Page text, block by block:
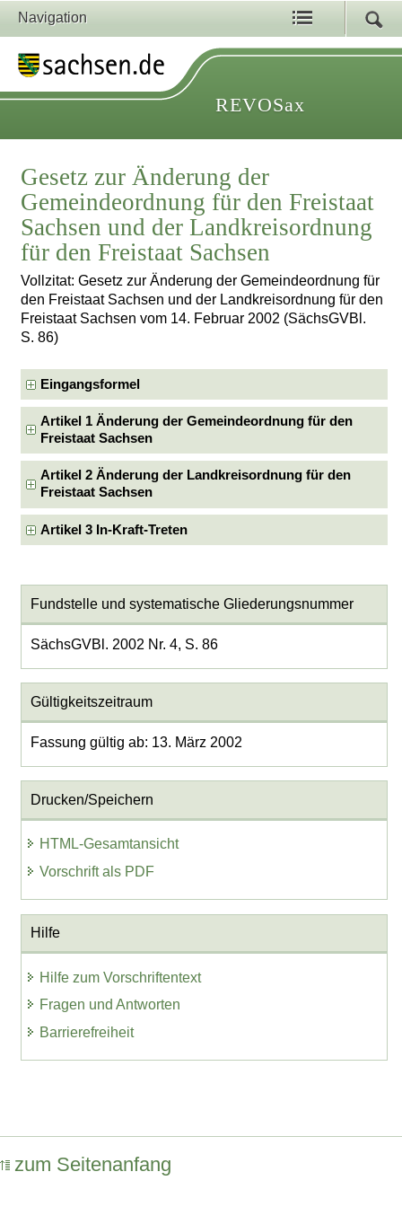
Navigation
REVOSax
Gesetz zur Änderung der
Gemeindeordnung für den Freistaat
Sachsen und der Landkreisordnung
für den Freistaat Sachsen
Vollzitat: Gesetz zur Änderung der Gemeindeordnung für
den Freistaat Sachsen und der Landkreisordnung für den
Freistaat Sachsen vom 14. Februar 2002 (SächsGVBl.
S. 86)
Eingangsformel
Artikel 1 Änderung der Gemeindeordnung für den
Freistaat Sachsen
Artikel 2 Änderung der Landkreisordnung für den
Freistaat Sachsen
Artikel 3 In-Kraft-Treten
Fundstelle und systematische Gliederungsnummer
SächsGVBl. 2002 Nr. 4, S. 86
Gültigkeitszeitraum
Fassung gültig ab: 13. März 2002
Drucken/Speichern
HTML-Gesamtansicht
Vorschrift als PDF
Hilfe
Hilfe zum Vorschriftentext
Fragen und Antworten
Barrierefreiheit
zum Seitenanfang